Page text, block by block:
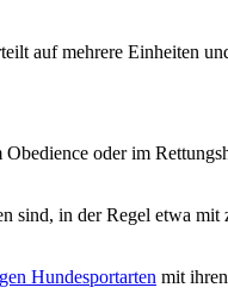
auf mehrere Einheiten
oder im
sind, in der Regel etwa
Hundesportarten mit